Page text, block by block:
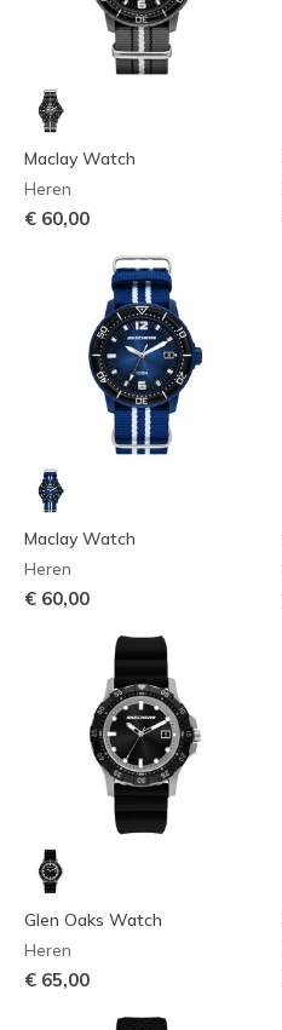
Maclay Watch
Heren
€ 60,00
Maclay Watch
Heren
€ 60,00
Glen Oaks Watch
Heren
€ 65,00